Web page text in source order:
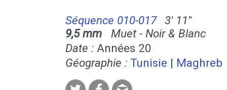
Séquence 010-017
3' 11''
9,5 mm Muet - Noir & Blanc
Date : Années 20
Géographie : Tunisie | Maghreb